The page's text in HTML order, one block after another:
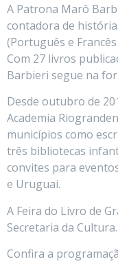
A Patrona Marô
contadora de
(Português e
Com 27 livros
Barbieri segue na
Desde outubro de
Academia
municípios como
três bibliotecas
convites para
e Uruguai.
A Feira do Livro de
Secretaria da Cultura.
Confira a